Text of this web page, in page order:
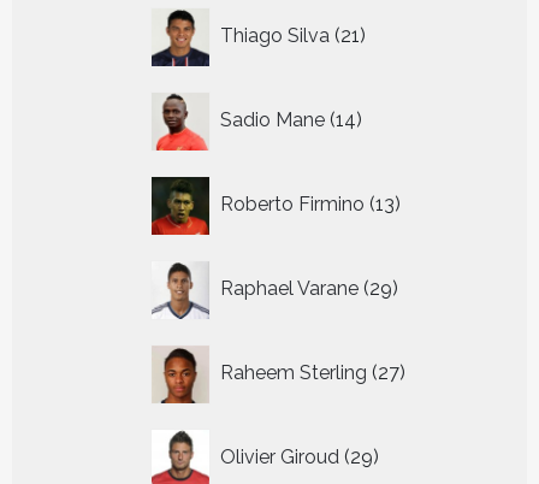
Thiago Silva 21
producten
Sadio Mane 14
producten
Roberto Firmino 13
producten
Raphael Varane 29
producten
Raheem Sterling 27
producten
Olivier Giroud 29
producten